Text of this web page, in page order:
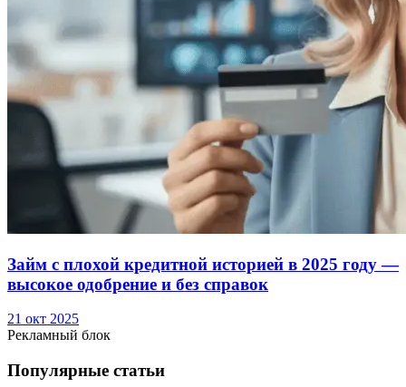
Займ с плохой кредитной историей в 2025 году —
высокое одобрение и без справок
21 окт 2025
Рекламный блок
Популярные статьи